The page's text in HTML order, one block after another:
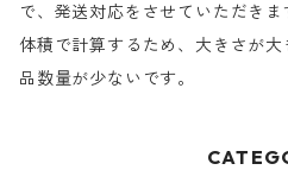
で、発送対応をさせていただきま
体積で計算するため、大きさが
品数量が少ないです。